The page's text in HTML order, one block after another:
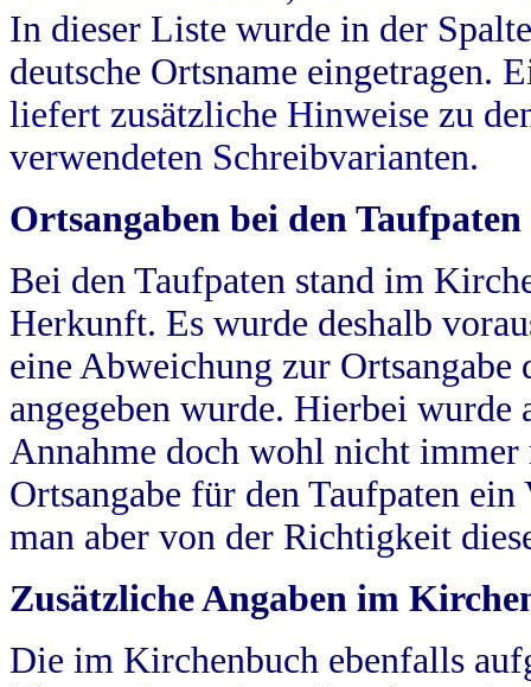
In dieser Liste wurde in der
deutsche Ortsname eingetragen.
liefert zusätzliche Hinweise zu
verwendeten Schreibvarianten.
Ortsangaben bei den Taufpaten
Bei den Taufpaten stand im
Herkunft. Es wurde deshalb
eine Abweichung zur
angegeben wurde. Hierbei wurde
Annahme doch wohl nicht
Ortsangabe für den Taufpaten
man aber von der Richtigkeit
Zusätzliche Angaben im
Die im Kirchenbuch ebenfalls